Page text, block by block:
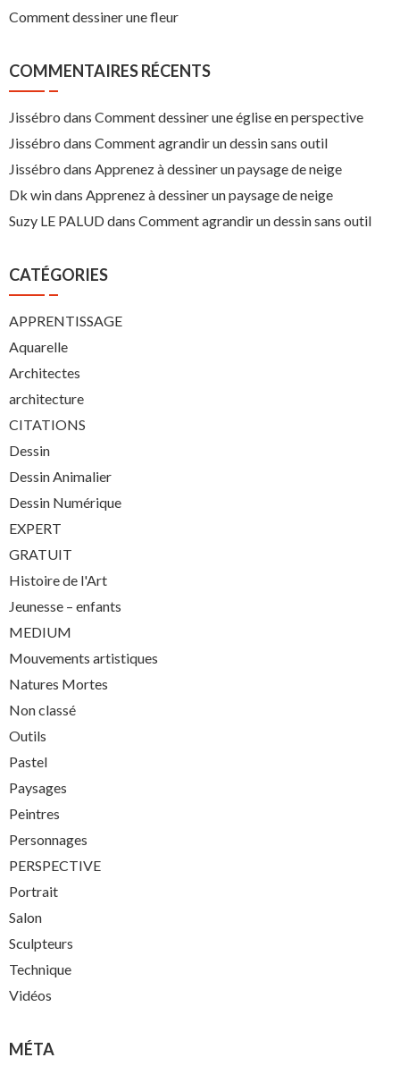
Comment dessiner une fleur
COMMENTAIRES RÉCENTS
Jissébro dans Comment dessiner une église en perspective
Jissébro dans Comment agrandir un dessin sans outil
Jissébro dans Apprenez à dessiner un paysage de neige
Dk windans Apprenez à dessiner un paysage de neige
Suzy LE PALUDdans Comment agrandir un dessin sans outil
CATÉGORIES
APPRENTISSAGE
Aquarelle
Architectes
architecture
CITATIONS
Dessin
Dessin Animalier
Dessin Numérique
EXPERT
GRATUIT
Histoire de l'Art
Jeunesse – enfants
MEDIUM
Mouvements artistiques
Natures Mortes
Non classé
Outils
Pastel
Paysages
Peintres
Personnages
PERSPECTIVE
Portrait
Salon
Sculpteurs
Technique
Vidéos
MÉTA